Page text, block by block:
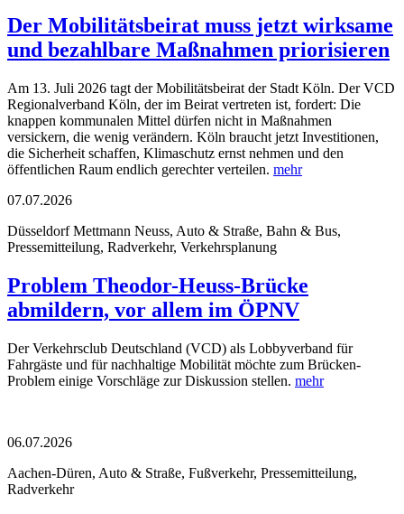
Der Mobilitätsbeirat muss jetzt wirksame
und bezahlbare Maßnahmen priorisieren
Am 13. Juli 2026 tagt der Mobilitätsbeirat der Stadt Köln. Der VCD
Regionalverband Köln, der im Beirat vertreten ist, fordert: Die
knappen kommunalen Mittel dürfen nicht in Maßnahmen
versickern, die wenig verändern. Köln braucht jetzt Investitionen,
die Sicherheit schaffen, Klimaschutz ernst nehmen und den
öffentlichen Raum endlich gerechter verteilen. mehr
07.07.2026
Düsseldorf Mettmann Neuss, Auto & Straße, Bahn & Bus,
Pressemitteilung, Radverkehr, Verkehrsplanung
Problem Theodor-Heuss-Brücke
abmildern, vor allem im ÖPNV
Der Verkehrsclub Deutschland (VCD) als Lobbyverband für
Fahrgäste und für nachhaltige Mobilität möchte zum Brücken-
Problem einige Vorschläge zur Diskussion stellen. mehr
06.07.2026
Aachen-Düren, Auto & Straße, Fußverkehr, Pressemitteilung,
Radverkehr